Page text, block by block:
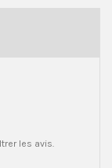
les avis.